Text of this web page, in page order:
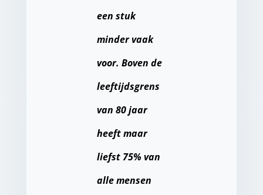
een stuk
minder vaak
voor. Boven de
leeftijdsgrens
van 80 jaar
heeft maar
liefst 75% van
alle mensen